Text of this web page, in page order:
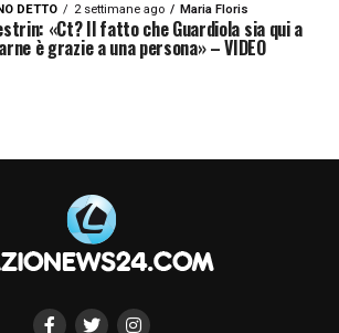
DETTO 2 settimane ago Maria Floris
«Ct? Il fatto che Guardiola sia qui a
è grazie a una persona» – VIDEO